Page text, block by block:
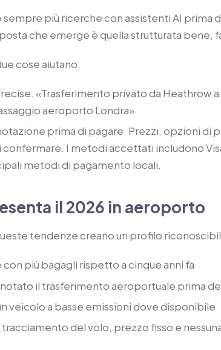
sempre più ricerche con assistenti AI
che emerge è quella strutturata bene,
cose aiutano:
«Trasferimento privato da Heathrow
aeroporto Londra».
prima di pagare. Prezzi, opzioni
I metodi accettati includono
metodi di pagamento locali.
il 2026 in aeroporto
tendenze creano un profilo
più bagagli rispetto a cinque anni fa
il trasferimento aeroportuale prima
veicolo a basse emissioni dove disponibile
del volo, prezzo fisso e